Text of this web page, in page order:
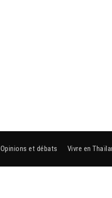
Opinions et débats Vivre en